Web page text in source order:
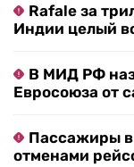
Rafale за
Индии целый
В МИД РФ
Евросоюза от
Пассажиры в
отменами